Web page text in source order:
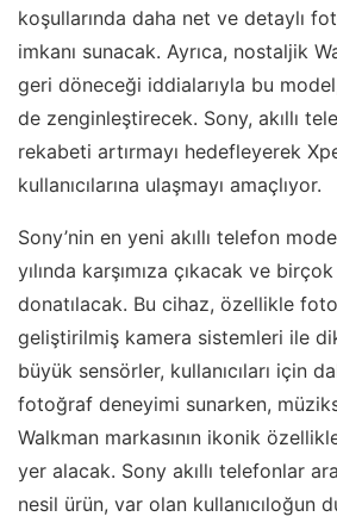
koşullarında daha net ve detaylı
imkanı sunacak. Ayrıca, nostaljik
geri döneceği iddialarıyla bu
de zenginleştirecek. Sony, akıllı
rekabeti artırmayı hedefleyerek
kullanıcılarına ulaşmayı amaçlıyor.
Sony’nin en yeni akıllı telefon
yılında karşımıza çıkacak ve
donatılacak. Bu cihaz, özellikle
geliştirilmiş kamera sistemleri ile
büyük sensörler, kullanıcıları için
fotoğraf deneyimi sunarken,
Walkman markasının ikonik
yer alacak. Sony akıllı telefonlar
nesil ürün, var olan kullanıcıloğun